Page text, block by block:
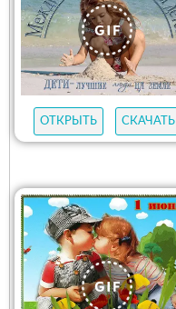
ОТКРЫТЬ СКАЧАТЬ